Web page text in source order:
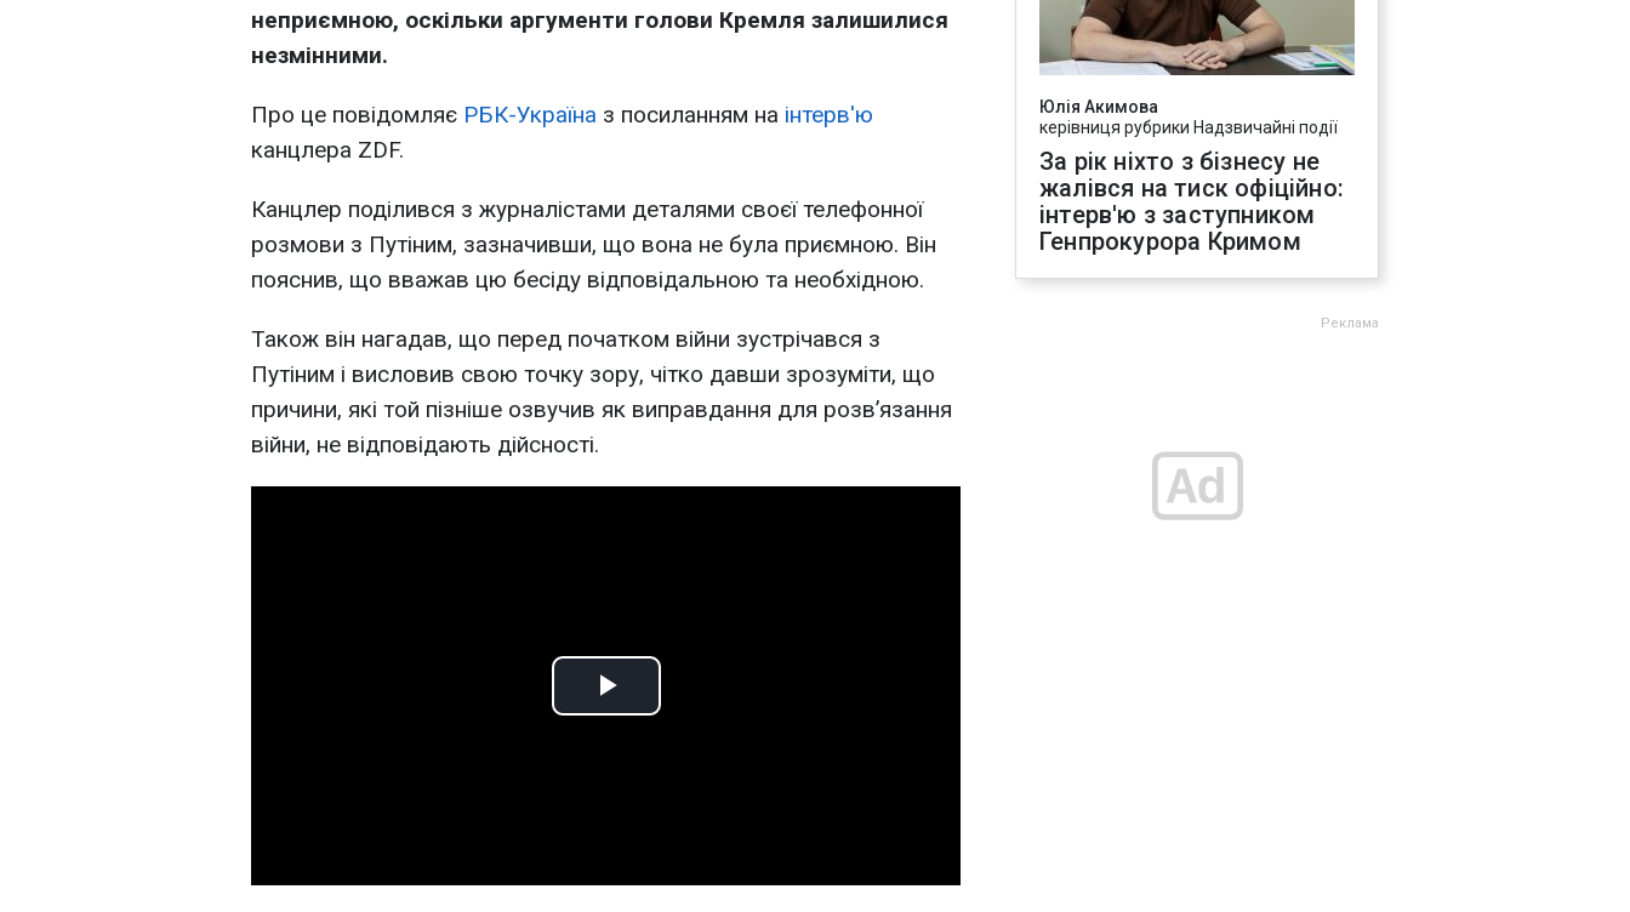
неприємною, оскільки аргументи голови Кремля залишилися
незмінними.
Про це повідомляє РБК-Україна з посиланням на інтерв'ю
канцлера ZDF.
Канцлер поділився з журналістами деталями своєї телефонної
розмови з Путіним, зазначивши, що вона не була приємною. Він
пояснив, що вважав цю бесіду відповідальною та необхідною.
Також він нагадав, що перед початком війни зустрічався з
Путіним і висловив свою точку зору, чітко давши зрозуміти, що
причини, які той пізніше озвучив як виправдання для розв’язання
війни, не відповідають дійсності.
Play
Юлія Акимова
керівниця рубрики Надзвичайні події
За рік ніхто з бізнесу не
жалівся на тиск офіційно:
інтерв'ю з заступником
Генпрокурора Кримом